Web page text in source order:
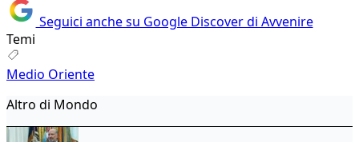
Seguici anche su Google Discover di Avvenire
Temi
Medio Oriente
Altro di Mondo